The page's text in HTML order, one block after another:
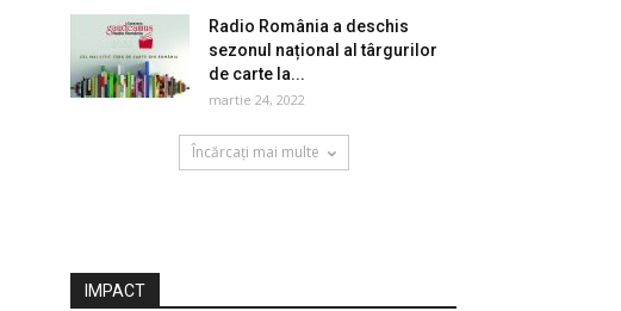
Radio România a deschis
sezonul național al târgurilor
de carte la...
martie 24, 2022
Încărcați mai multe
IMPACT